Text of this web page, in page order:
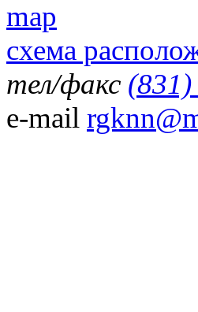
схема
тел/факс (831)
e-mail